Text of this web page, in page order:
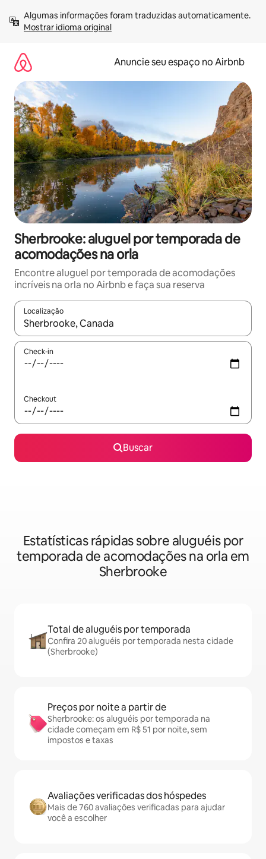
para
Mostrar idioma original
Anuncie seu espaço no Airbnb
Sherbrooke: aluguel por temporada de
acomodações na orla
Encontre aluguel por temporada de acomodações
incríveis na orla no Airbnb e faça sua reserva
Localização
Quando os resultados estiverem disponíveis, explore-os
Check-in
Checkout
Buscar
Estatísticas rápidas sobre aluguéis por
temporada de acomodações na orla em
Sherbrooke
Total de aluguéis por temporada
Confira 20 aluguéis por temporada nesta cidade
(Sherbrooke)
Preços por noite a partir de
Sherbrooke: os aluguéis por temporada na
cidade começam em R$ 51 por noite, sem
impostos e taxas
Avaliações verificadas dos hóspedes
Mais de 760 avaliações verificadas para ajudar
você a escolher